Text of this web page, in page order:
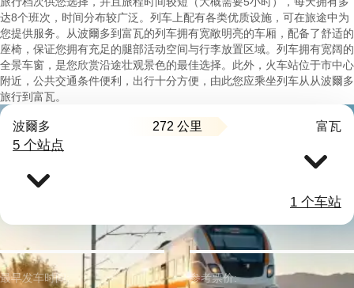
达8个班次，时间分布较广泛。列车上配有各类优质设施，可在旅途中为
您提供服务。从波爾多到富瓦的列车拥有宽敞明亮的车厢，配备了舒适的
座椅，保证您拥有充足的腿部活动空间与行李放置区域。列车拥有宽阔的
全景车窗，是您欣赏沿途壮观景色的最佳选择。此外，火车站位于市中心
附近，公共交通条件便利，出行十分方便，由此您应乘坐列车从从波爾多
旅行到富瓦。
波爾多 272 公里 富瓦
5 个站点
1 个车站
最早发车时间: 参考票价: